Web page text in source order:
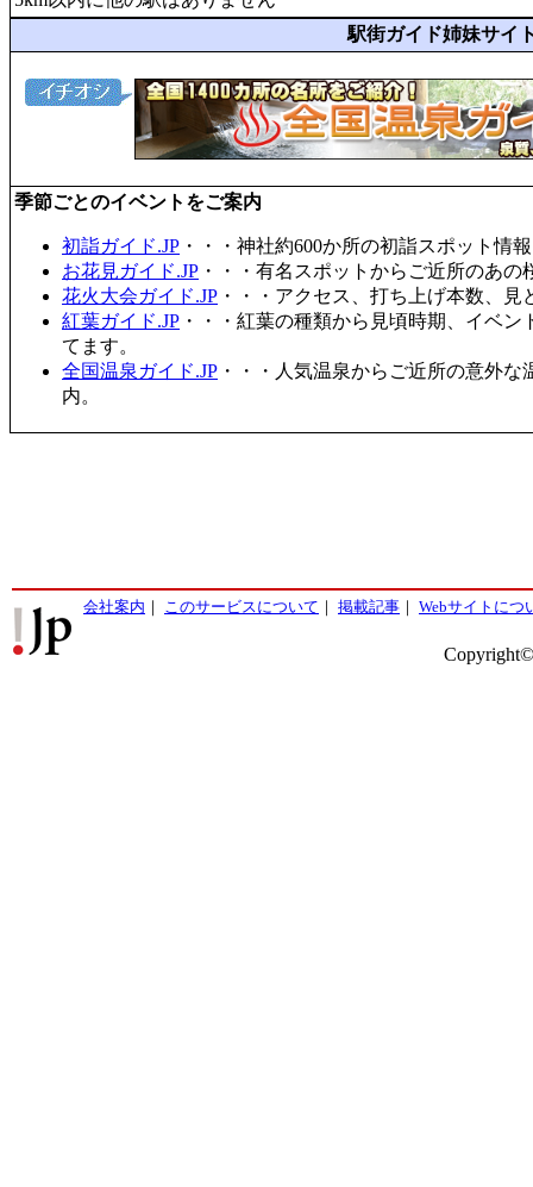
駅街ガイド姉妹サイ
季節ごとのイベントをご案内
初詣ガイド.JP ・・・神社約600か所の初詣スポット情
お花見ガイド.JP ・・・有名スポットからご近所のあ
花火大会ガイド.JP ・・・アクセス、打ち上げ本数、
紅葉ガイド.JP ・・・紅葉の種類から見頃時期、イベ
てます。
全国温泉ガイド.JP ・・・人気温泉からご近所の意外
内。
会社案内 ｜ このサービスについて ｜ 掲載記事 ｜ Webサイトにつ